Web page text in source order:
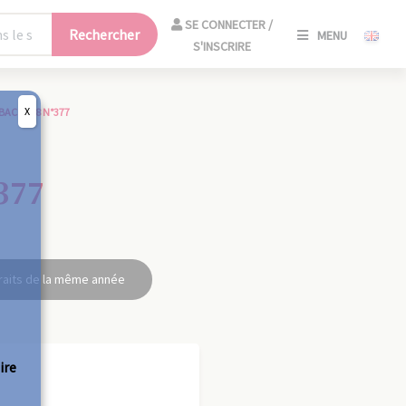
Rechercher
SE CONNECTER /
S'INSCRIRE
MENU
1938 N°377
de la même année
X